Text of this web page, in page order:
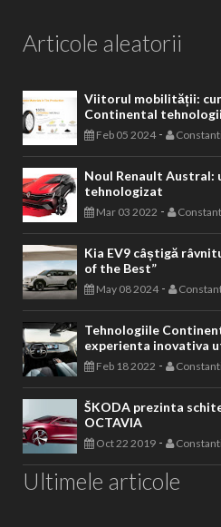
Articole aleatorii
Viitorul mobilității:
Continental
Feb 05 2024-
Noul Renault Austral:
tehnologizat
Mar 03 2022 -
Kia EV9 câștigă
of the Best”
May 08 2024-
Tehnologiile
experienta inovativa
Feb 18 2022 -
ŠKODA prezinta
OCTAVIA
Oct 22 2019 -
Ultimele articole